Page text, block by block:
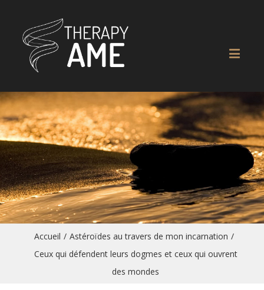
Accueil / Astéroïdes au travers de mon incarnation /
Ceux qui défendent leurs dogmes et ceux qui ouvrent
des mondes